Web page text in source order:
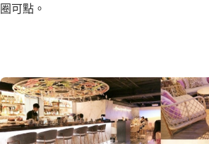
圈可點。